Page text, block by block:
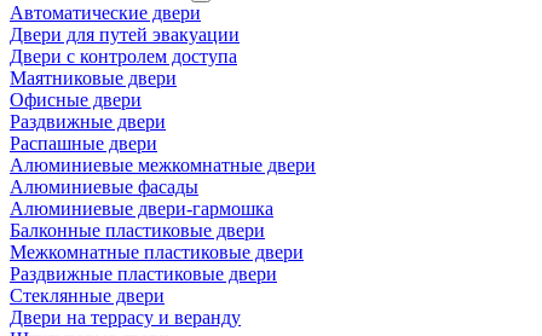
Автоматические двери
Двери для путей эвакуации
Двери с контролем доступа
Маятниковые двери
Офисные двери
Раздвижные двери
Распашные двери
Алюминиевые межкомнатные двери
Алюминиевые фасады
Алюминиевые двери-гармошка
Балконные пластиковые двери
Межкомнатные пластиковые двери
Раздвижные пластиковые двери
Стеклянные двери
Двери на террасу и веранду